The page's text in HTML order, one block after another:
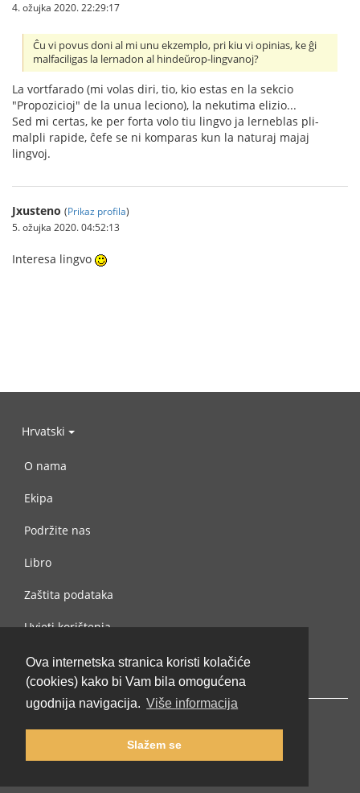
Ova internetska stranica koristi kolačiće
(cookies) kako bi Vam bila omogućena
ugodnija navigacija. Više informacija
Slažem se
4. ožujka 2020. 22:29:17
Ĉu vi povus doni al mi unu ekzemplo, pri kiu vi opinias, ke ĝi
malfaciligas la lernadon al hindeŭrop-lingvanoj?
La vortfarado (mi volas diri, tio, kio estas en la sekcio
"Propozicioj" de la unua leciono), la nekutima elizio...
Sed mi certas, ke per forta volo tiu lingvo ja lerneblas pli-
malpli rapide, ĉefe se ni komparas kun la naturaj majaj
lingvoj.
Jxusteno (Prikaz profila)
5. ožujka 2020. 04:52:13
Interesa lingvo
Hrvatski
O nama
Ekipa
Podržite nas
Libro
Zaštita podataka
Uvjeti korištenja
Kontaktiraj nas
© 2002-2026 lernu.net |Impressum